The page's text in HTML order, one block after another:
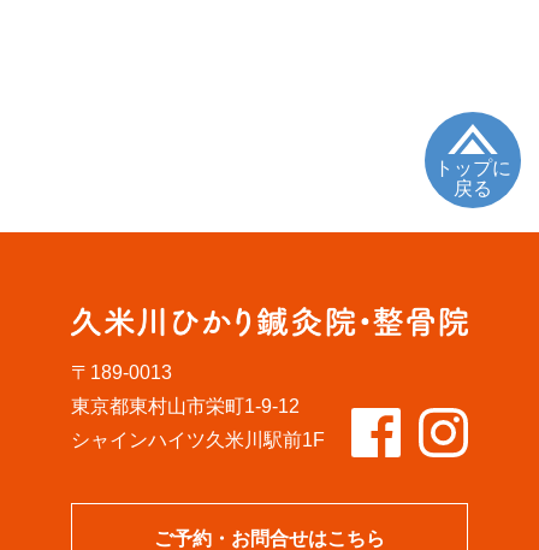
トップに
戻る
〒189-0013
東京都東村山市栄町1-9-12
シャインハイツ久米川駅前1F
ご予約・お問合せはこちら